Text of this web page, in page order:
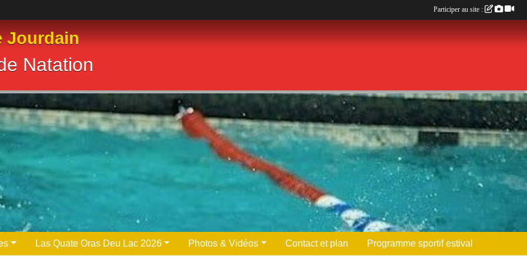
Jourdain
Natation
Las Quate Oras Deu Lac 2026 Photos & Vidéos Contact et plan Programme sportif estival
Participer au site :